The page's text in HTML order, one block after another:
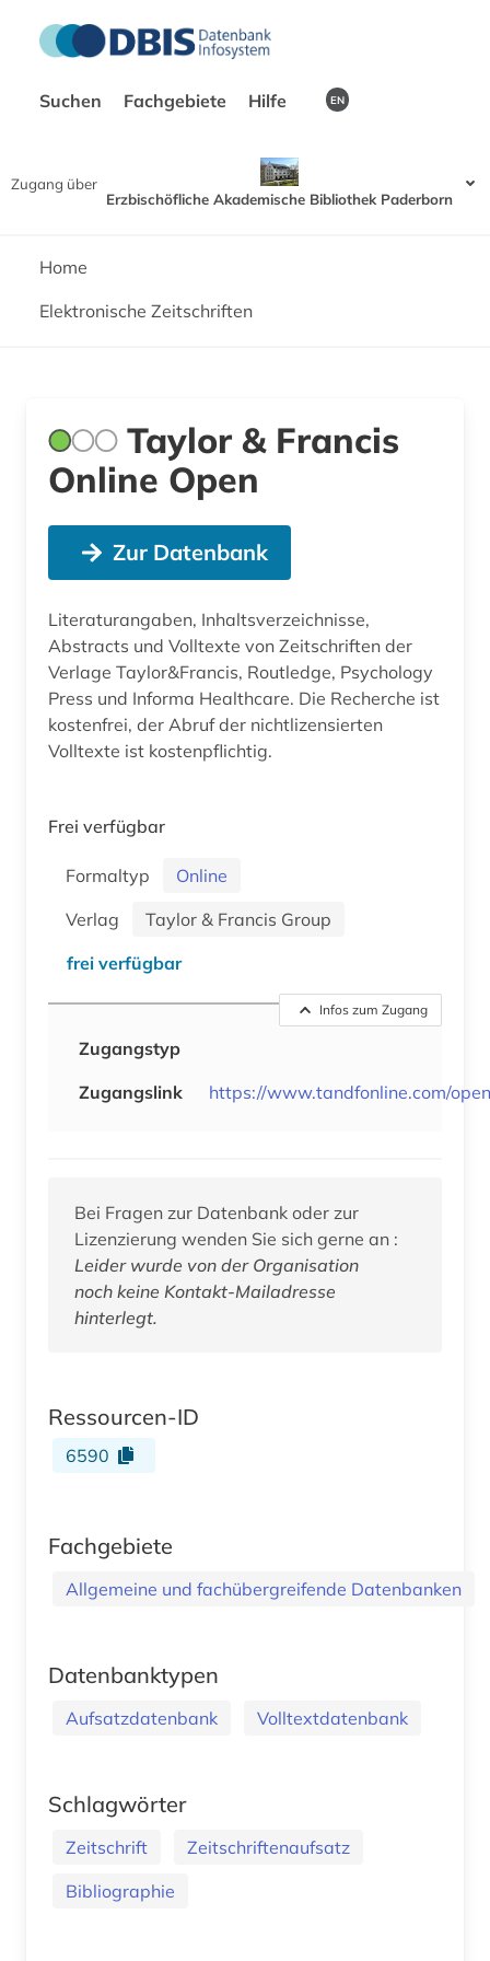
Suchen Fachgebiete Hilfe EN
Zugang über
Erzbischöfliche Akademische Bibliothek Paderborn
Home
Elektronische Zeitschriften
Taylor & Francis
Online Open
Zur Datenbank
Literaturangaben, Inhaltsverzeichnisse,
Abstracts und Volltexte von Zeitschriften der
Verlage Taylor&Francis, Routledge, Psychology
Press und Informa Healthcare. Die Recherche ist
kostenfrei, der Abruf der nichtlizensierten
Volltexte ist kostenpflichtig.
Frei verfügbar
Formaltyp
Online
Verlag
Taylor & Francis Group
frei verfügbar
Infos zum Zugang
Zugangstyp
Zugangslink
https://www.tandfonline.com/
Bei Fragen zur Datenbank oder zur
Lizenzierung wenden Sie sich gerne an :
Leider wurde von der Organisation
noch keine Kontakt-Mailadresse
hinterlegt.
Ressourcen-ID
6590
Fachgebiete
Allgemeine und fachübergreifende Datenbanken
Datenbanktypen
Aufsatzdatenbank Volltextdatenbank
Schlagwörter
Zeitschrift
Zeitschriftenaufsatz
Bibliographie